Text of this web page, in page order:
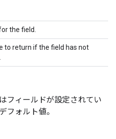
the field.
to return if the field has not
フィールドが設定されてい
フォルト値。